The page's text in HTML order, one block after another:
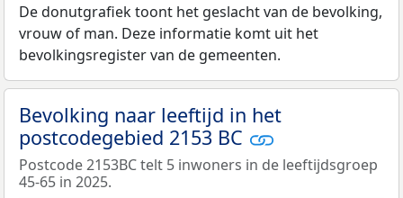
De donutgrafiek toont het geslacht van de bevolking,
vrouw of man. Deze informatie komt uit het
bevolkingsregister van de gemeenten.
Bevolking naar leeftijd in het
postcodegebied 2153 BC
Postcode 2153BC telt 5 inwoners in de leeftijdsgroep
45-65 in 2025.